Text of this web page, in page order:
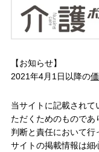
【お知らせ】
2021年4月1日以降の
当サイトに記載され
ただくためのもので
判断と責任において行
サイトの掲載情報は細